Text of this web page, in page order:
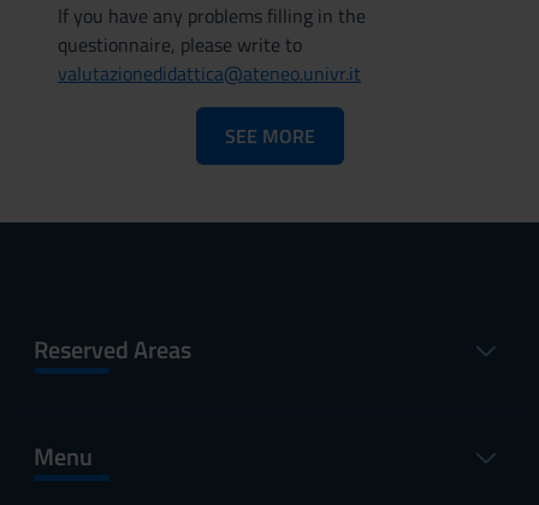
If you have any problems filling in the
questionnaire, please write to
valutazionedidattica@ateneo.univr.it
SEE MORE
Reserved Areas
Menu